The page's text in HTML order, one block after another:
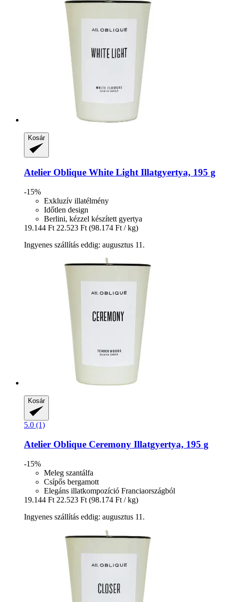
Kosár
Atelier Oblique White Light Illatgyertya, 195 g
-15%
Exkluzív illatélmény
Időtlen design
Berlini, kézzel készített gyertya
19.144 Ft 22.523 Ft (98.174 Ft / kg)
Ingyenes szállítás eddig: augusztus 11.
Kosár
5.0 (1)
Atelier Oblique Ceremony Illatgyertya, 195 g
-15%
Meleg szantálfa
Csípős bergamott
Elegáns illatkompozíció Franciaországból
19.144 Ft 22.523 Ft (98.174 Ft / kg)
Ingyenes szállítás eddig: augusztus 11.